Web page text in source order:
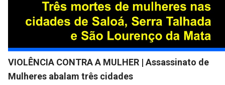
VIOLÊNCIA CONTRA A MULHER | Assassinato de
Mulheres abalam três cidades